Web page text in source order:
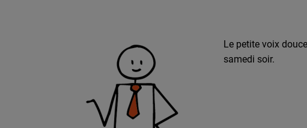
Le petite voix
samedi soir.